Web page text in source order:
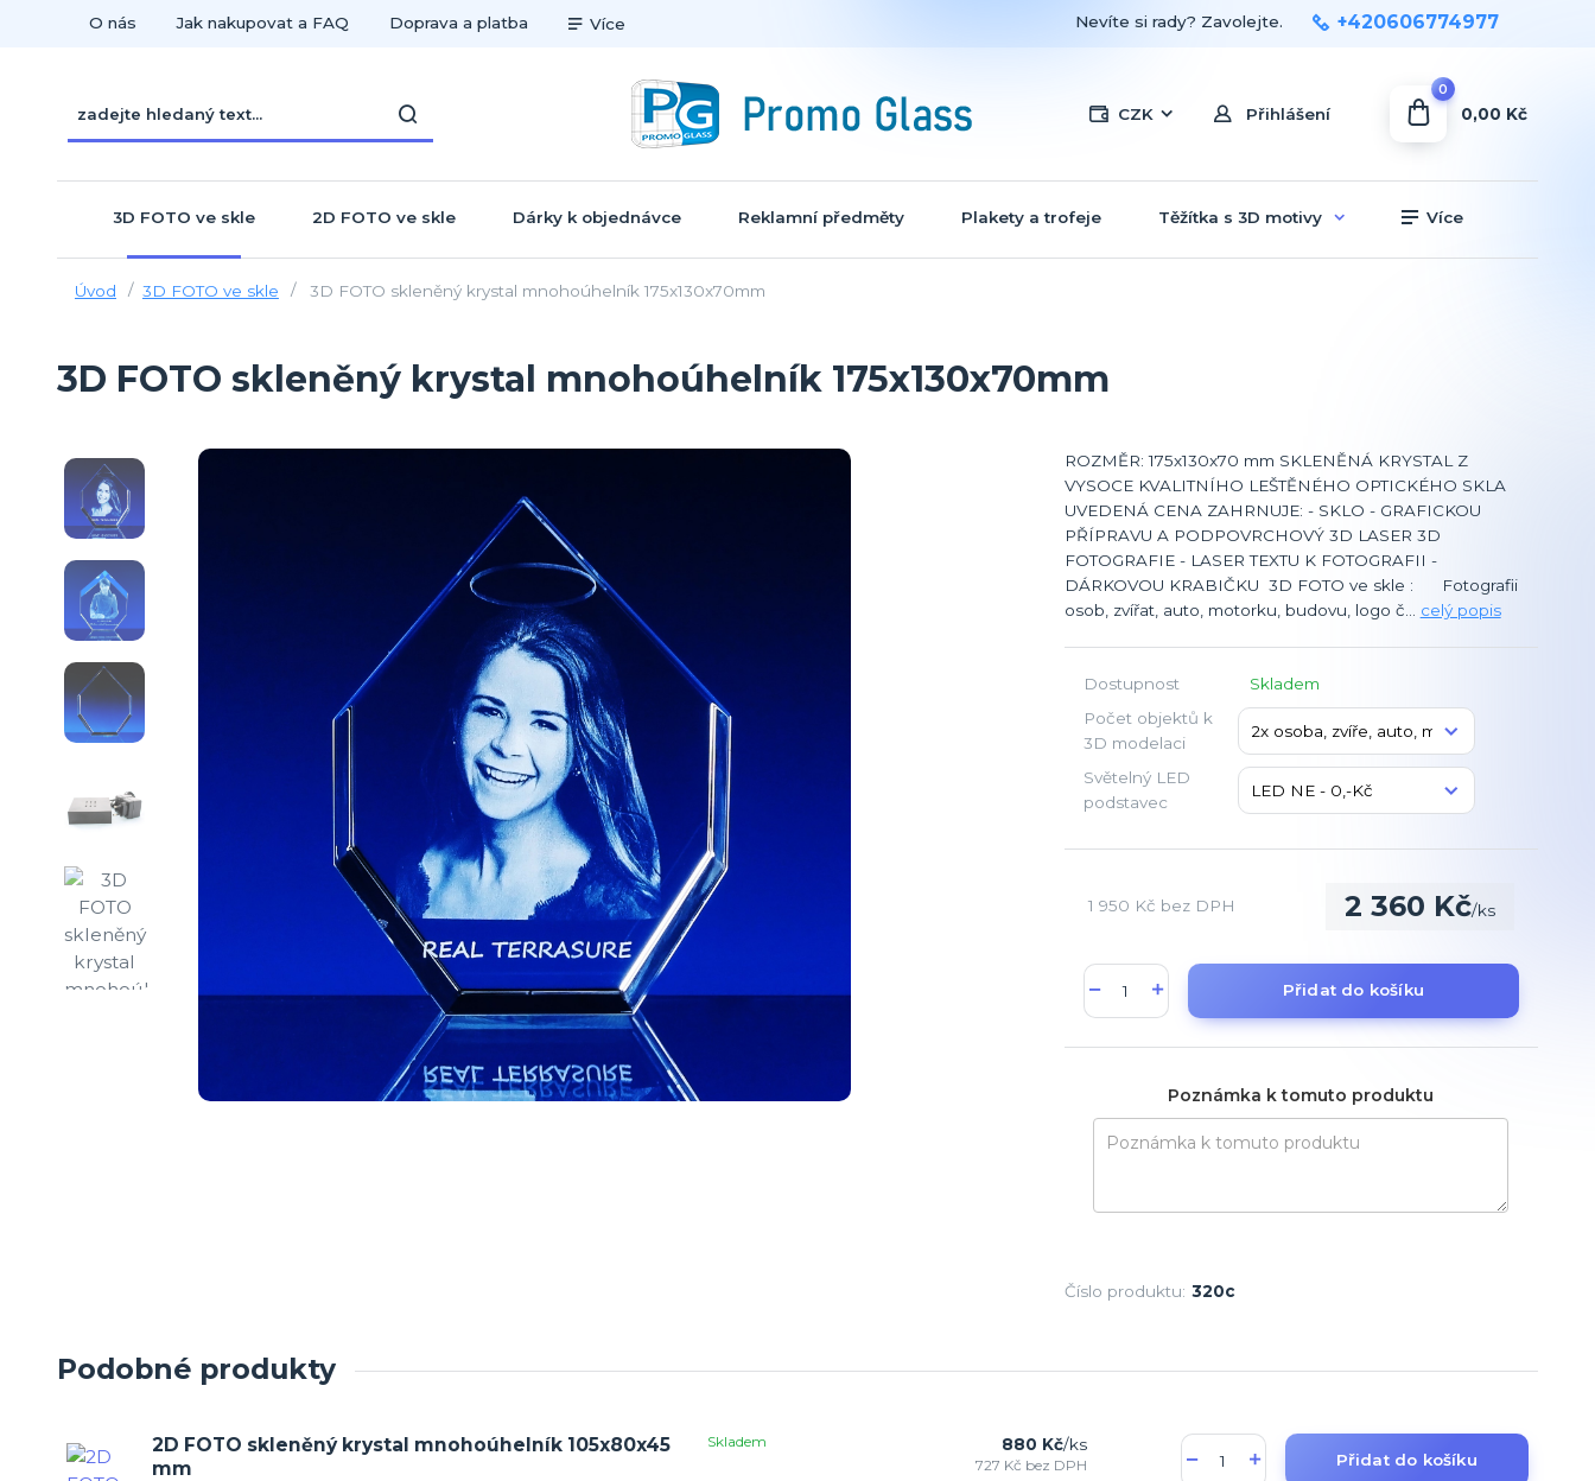
O nás Jak nakupovat a FAQ Doprava a platba Více
CZK Přihlášení
Nevíte si rady? Zavolejte. +420606774977
0
0,00 Kč
3D FOTO ve skle 2D FOTO ve skle Dárky k objednávce Reklamní předměty Plakety a trofeje Těžítka s 3D motivy Více
Úvod 3D FOTO ve skle 3D FOTO skleněný krystal mnohoúhelník 175x130x70mm
3D FOTO skleněný krystal mnohoúhelník 175x130x70mm
ROZMĚR: 175x130x70 mm SKLENĚNÁ KRYSTAL Z
VYSOCE KVALITNÍHO LEŠTĚNÉHO OPTICKÉHO SKLA
UVEDENÁ CENA ZAHRNUJE: - SKLO - GRAFICKOU
PŘÍPRAVU A PODPOVRCHOVÝ 3D LASER 3D
FOTOGRAFIE - LASER TEXTU K FOTOGRAFII -
DÁRKOVOU KRABIČKU 3D FOTO ve skle : Fotografii
osob, zvířat, auto, motorku, budovu, logo č... celý popis
Dostupnost
Skladem
Počet objektů k
3D modelaci
Světelný LED
podstavec
2 360 Kč/ks
1 950 Kč bez DPH
Přidat do košíku
Poznámka k tomuto produktu
Číslo produktu: 320c
Podobné produkty
2D FOTO skleněný krystal mnohoúhelník 105x80x45
mm
880 Kč/ks
727 Kč bez DPH
Skladem
Přidat do košíku